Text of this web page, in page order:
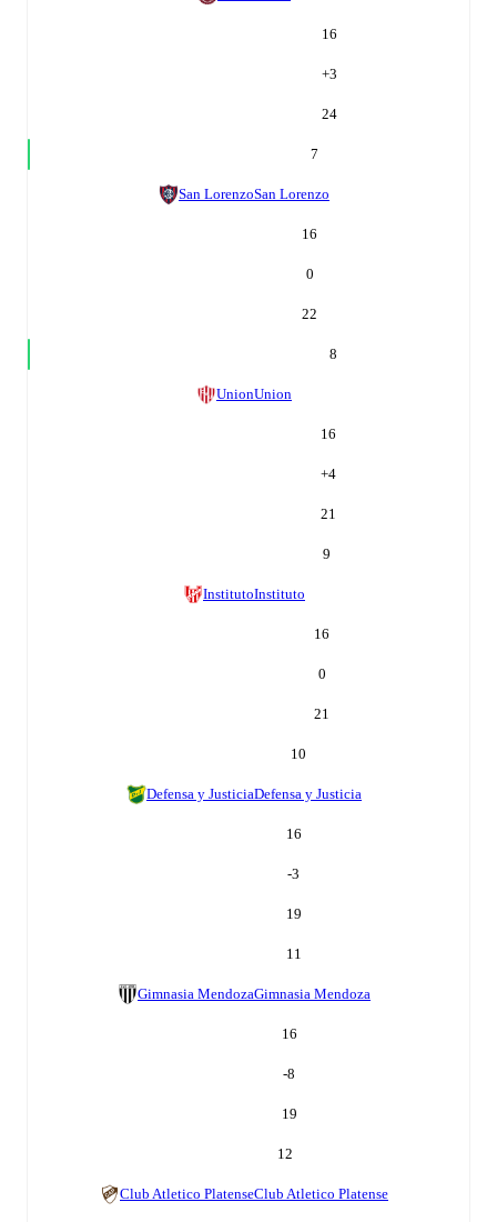
16
+3
24
7
San LorenzoSan Lorenzo
16
0
22
8
UnionUnion
16
+4
21
9
InstitutoInstituto
16
0
21
10
Defensa y JusticiaDefensa y Justicia
16
-3
19
11
Gimnasia MendozaGimnasia Mendoza
16
-8
19
12
Club Atletico PlatenseClub Atletico Platense